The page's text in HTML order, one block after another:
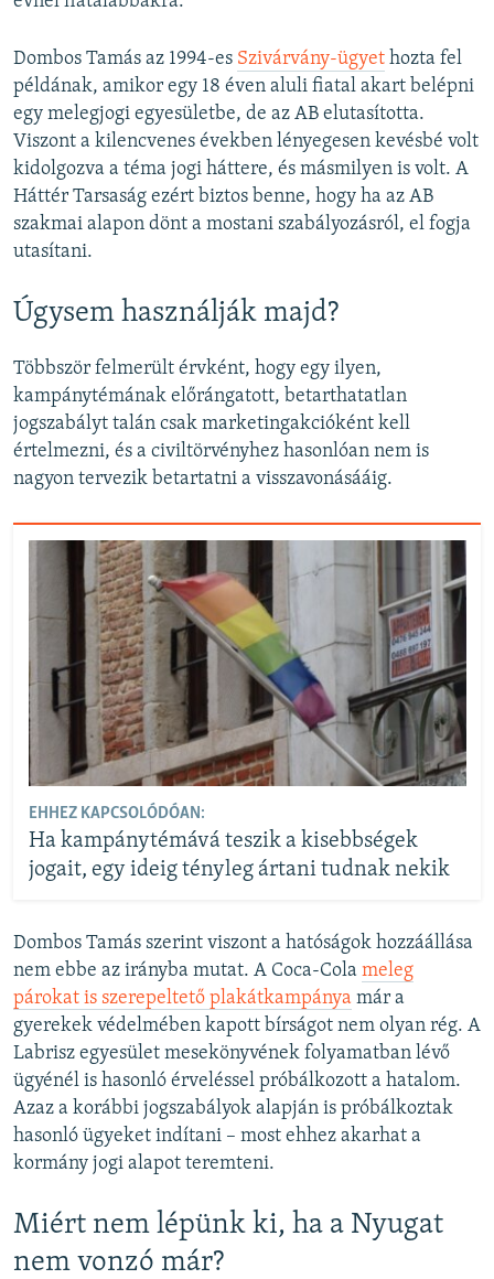
Dombos Tamás az 1994-es Szivárvány-ügyet hozta fel
példának, amikor egy 18 éven aluli fiatal akart belépni
egy melegjogi egyesületbe, de az AB elutasította.
Viszont a kilencvenes években lényegesen kevésbé volt
kidolgozva a téma jogi háttere, és másmilyen is volt. A
Háttér Tarsaság ezért biztos benne, hogy ha az AB
szakmai alapon dönt a mostani szabályozásról, el fogja
utasítani.
Úgysem használják majd?
Többször felmerült érvként, hogy egy ilyen,
kampánytémának előrángatott, betarthatatlan
jogszabályt talán csak marketingakcióként kell
értelmezni, és a civiltörvényhez hasonlóan nem is
nagyon tervezik betartatni a visszavonásááig.
EHHEZ KAPCSOLÓDÓAN:
Ha kampánytémává teszik a kisebbségek
jogait, egy ideig tényleg ártani tudnak nekik
Dombos Tamás szerint viszont a hatóságok hozzáállása
nem ebbe az irányba mutat. A Coca-Cola meleg
párokat is szerepeltető plakátkampánya már a
gyerekek védelmében kapott bírságot nem olyan rég. A
Labrisz egyesület mesekönyvének folyamatban lévő
ügyénél is hasonló érveléssel próbálkozott a hatalom.
Azaz a korábbi jogszabályok alapján is próbálkoztak
hasonló ügyeket indítani – most ehhez akarhat a
kormány jogi alapot teremteni.
Miért nem lépünk ki, ha a Nyugat
nem vonzó már?